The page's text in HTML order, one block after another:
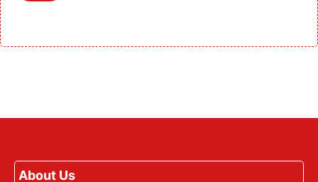
About Us